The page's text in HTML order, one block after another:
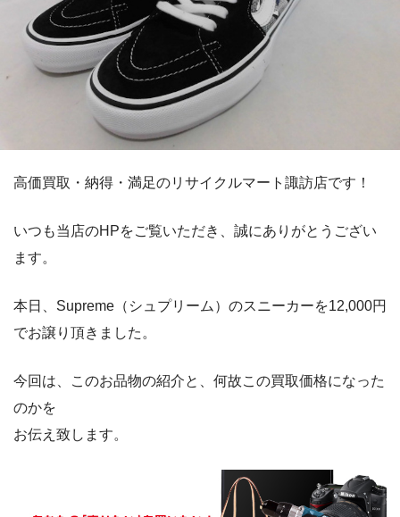
高価買取・納得・満足のリサイクルマート諏訪店です！
いつも当店のHPをご覧いただき、誠にありがとうござい
ます。
本日、Supreme（シュプリーム）のスニーカーを12,000円
でお譲り頂きました。
今回は、このお品物の紹介と、何故この買取価格になった
のかを
お伝え致します。